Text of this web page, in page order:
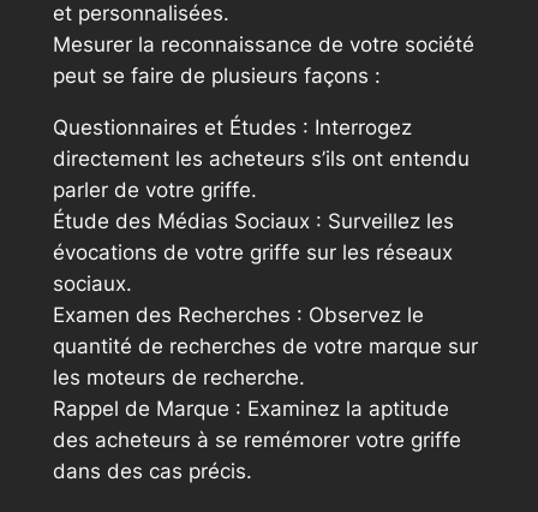
et personnalisées.
Mesurer la reconnaissance de votre société
peut se faire de plusieurs façons :
Questionnaires et Études : Interrogez
directement les acheteurs s’ils ont entendu
parler de votre griffe.
Étude des Médias Sociaux : Surveillez les
évocations de votre griffe sur les réseaux
sociaux.
Examen des Recherches : Observez le
quantité de recherches de votre marque sur
les moteurs de recherche.
Rappel de Marque : Examinez la aptitude
des acheteurs à se remémorer votre griffe
dans des cas précis.